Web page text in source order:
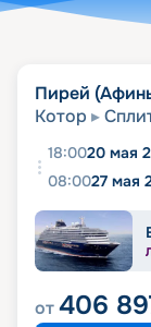
Пирей
Котор
18:0020 мая
08:0027 мая
от406